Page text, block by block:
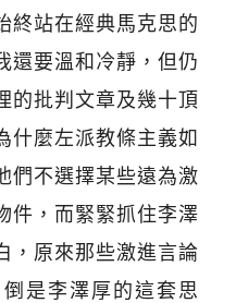
終站在經典馬克思的
還要溫和冷靜，但仍
的批判文章及幾十頂
什麼左派教條主義如
們不選擇某些遠為激
件，而緊緊抓住李澤
，原來那些激進言論
是李澤厚的這套思